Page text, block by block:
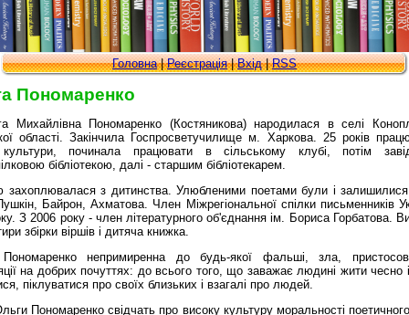
Головна|Реєстрація|Вхід|RSS
Пономаренко
Пономаренко (Костяникова) народилася в селі
області. Закінчила Госпросветучилище м. Харкова. 25 років
починала працювати в сільському клубі, потім
бібліотекою, далі - старшим бібліотекарем.
захоплювалася з дитинства. Улюбленими поетами були і
Байрон, Ахматова. Член Міжрегіональної спілки письменників
З 2006 року - член літературного об'єднання ім. Бориса Горбатова.
збірки віршів і дитяча книжка.
непримиренна до будь-якої фальші, зла,
на добрих почуттях: до всього того, що заважає людині жити чесно
піклуватися про своїх близьких і взагалі про людей.
Пономаренко свідчать про високу культуру моральності